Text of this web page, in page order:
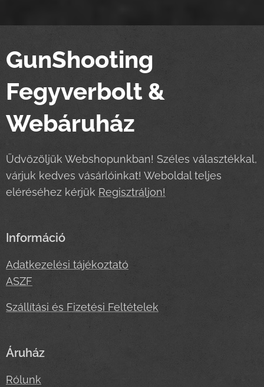
GunShooting
Fegyverbolt &
Webáruház
Üdvözöljük Webshopunkban! Széles választékkal,
várjuk kedves vásárlóinkat! Weboldal teljes
eléréséhez kérjük Regisztráljon!
Információ
Adatkezelési tájékoztató
ASZF
Szállítási és Fizetési Feltételek
Áruház
Rólunk